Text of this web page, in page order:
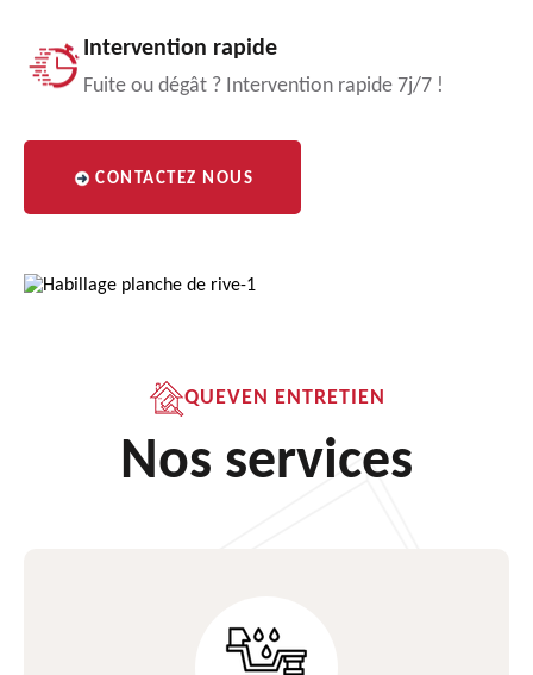
Intervention rapide
Fuite ou dégât ? Intervention rapide 7j/7 !
CONTACTEZ NOUS
QUEVEN ENTRETIEN
Nos services